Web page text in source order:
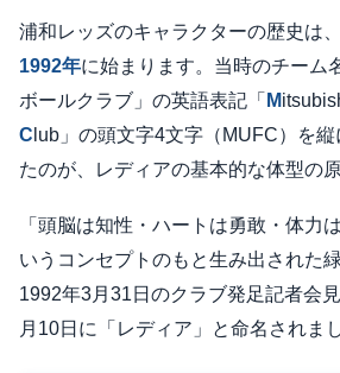
浦和レッズのキャラクターの歴史は
1992年に始まります。当時のチーム
ボールクラブ」の英語表記「 M
C lub」の頭文字4文字（MUFC）を
たのが、レディアの基本的な体型の原
「頭脳は知性・ハートは勇敢・体力
いうコンセプトのもと生み出された
1992年3月31日のクラブ発足記者会
月10日に「レディア」と命名されまし